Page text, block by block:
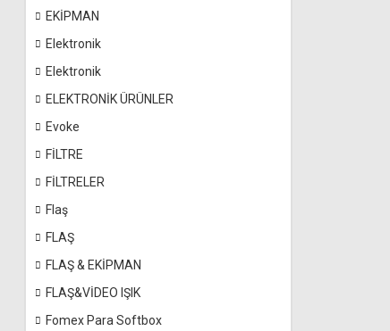
EKİPMAN
Elektronik
Elektronik
ELEKTRONİK ÜRÜNLER
Evoke
FİLTRE
FİLTRELER
Flaş
FLAŞ
FLAŞ & EKİPMAN
FLAŞ&VİDEO IŞIK
Fomex Para Softbox